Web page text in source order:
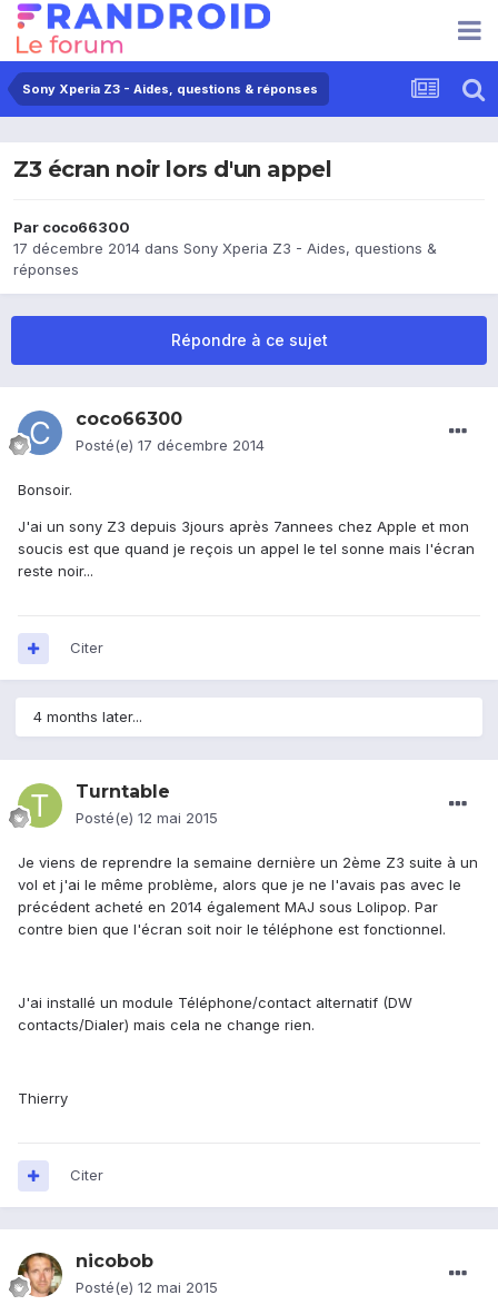
Sony Xperia Z3 - Aides, questions & réponses
Z3 écran noir lors d'un appel
Par coco66300
17 décembre 2014 dans Sony Xperia Z3 - Aides, questions &
réponses
Répondre à ce sujet
coco66300
Posté(e) 17 décembre 2014
Bonsoir.
J'ai un sony Z3 depuis 3jours après 7annees chez Apple et mon
soucis est que quand je reçois un appel le tel sonne mais l'écran
reste noir...
Citer
4 months later...
Turntable
Posté(e) 12 mai 2015
Je viens de reprendre la semaine dernière un 2ème Z3 suite à un
vol et j'ai le même problème, alors que je ne l'avais pas avec le
précédent acheté en 2014 également MAJ sous Lolipop. Par
contre bien que l'écran soit noir le téléphone est fonctionnel.
J'ai installé un module Téléphone/contact alternatif (DW
contacts/Dialer) mais cela ne change rien.
Thierry
Citer
nicobob
Posté(e) 12 mai 2015